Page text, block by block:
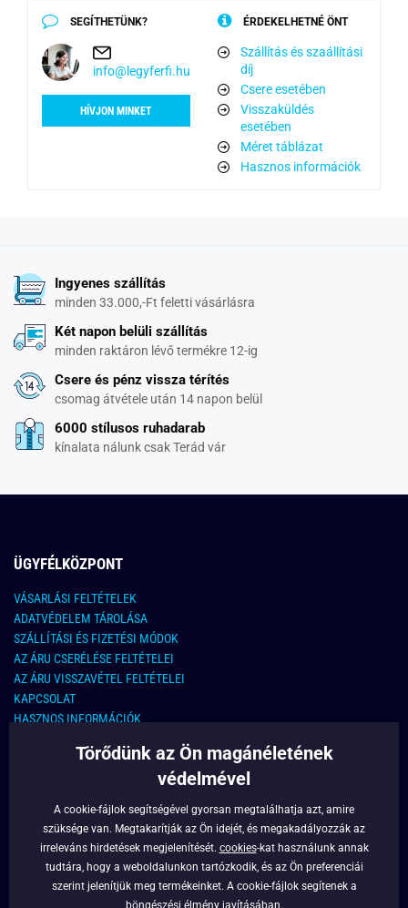
SEGÍTHETÜNK?
info@legyferfi.hu
HÍVJON MINKET
ÉRDEKELHETNÉ ÖNT
Szállítás és szaállítási
díj
Csere esetében
Visszaküldés
esetében
Méret táblázat
Hasznos információk
Ingyenes szállítás
minden 33.000,-Ft feletti vásárlásra
Két napon belüli szállítás
minden raktáron lévő termékre 12-ig
Csere és pénz vissza térítés
csomag átvétele után 14 napon belül
6000 stílusos ruhadarab
kínalata nálunk csak Terád vár
ÜGYFÉLKÖZPONT
VÁSARLÁSI FELTÉTELEK
ADATVÉDELEM TÁROLÁSA
SZÁLLÍTÁSI ÉS FIZETÉSI MÓDOK
AZ ÁRU CSERÉLÉSE FELTÉTELEI
AZ ÁRU VISSZAVÉTEL FELTÉTELEI
KAPCSOLAT
HASZNOS INFORMÁCIÓK
KAPCSOLAT
info@legyferfi.hu
FONTOS INFORMÁCIÓK
RÓLUNK
Törődünk az Ön magánéletének
védelmével
A cookie-fájlok segítségével gyorsan megtalálhatja azt, amire
szüksége van. Megtakarítják az Ön idejét, és megakadályozzák az
irreleváns hirdetések megjelenítését. cookies-kat használunk annak
tudtára, hogy a weboldalunkon tartózkodik, és az Ön preferenciái
szerint jelenítjük meg termékeinket. A cookie-fájlok segítenek a
böngészési élmény javításában.